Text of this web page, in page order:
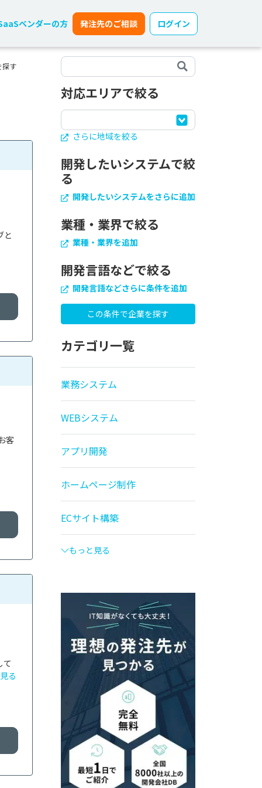
ベンダーの方 発注先のご相談 ログイン
探す
と
客
て
る
対応エリアで絞る
さらに地域を絞る
開発したいシステムで絞
る
開発したいシステムをさらに追加
業種・業界で絞る
業種・業界を追加
開発言語などで絞る
開発言語などさらに条件を追加
カテゴリ一覧
業務システム
WEBシステム
アプリ開発
ホームページ制作
ECサイト構築
もっと見る